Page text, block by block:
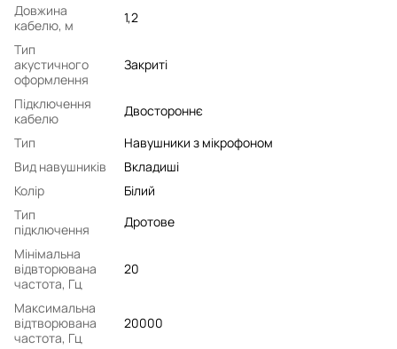
Довжина
кабелю, м
1,2
Тип
акустичного
оформлення
Закриті
Підключення
кабелю
Двостороннє
Тип
Навушники з мікрофоном
Вид навушників
Вкладиші
Колір
Білий
Тип
підключення
Дротове
Мінімальна
відвторювана
частота, Гц
20
Максимальна
відтворювана
частота, Гц
20000